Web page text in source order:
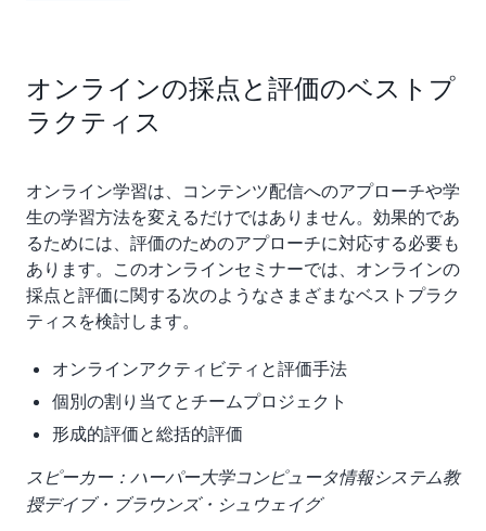
オンラインの採点と評価のベストプ
ラクティス
オンライン学習は、コンテンツ配信へのアプローチや学
生の学習方法を変えるだけではありません。効果的であ
るためには、評価のためのアプローチに対応する必要も
あります。このオンラインセミナーでは、オンラインの
採点と評価に関する次のようなさまざまなベストプラク
ティスを検討します。
オンラインアクティビティと評価手法
個別の割り当てとチームプロジェクト
形成的評価と総括的評価
スピーカー： ハーパー大学コンピュータ情報システム教
授デイブ・ブラウンズ・シュウェイグ